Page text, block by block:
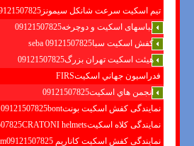
تیم اسکیت سرعت شانکل سیمونز09121507825
لباسهای اسکیت و دوچرخه09121507825
کفش اسکیت سبا09121507825 seba
هیئت اسکیت تهران بزرگ09121507825
فدراسيون جهاني اسكيتFIRS
انجمن هاي اسكيت09121507825
نمایندگی کفش اسکیت بونت09121507825bont
نمایندگی کلاه اسکیت09121507825CRATONI helmets
نمایندگی کفش اسکیت كاناريم canariam09121507825